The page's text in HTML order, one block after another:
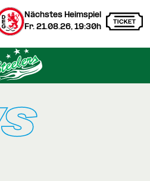
Nächstes Heimspiel
Fr. 21.08.26, 19:30h